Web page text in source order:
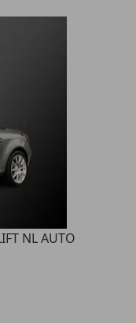
NL AUTO